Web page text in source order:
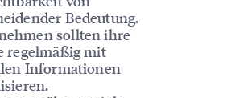
Bedeutung.
sollten ihre
regelmäßig mit
Informationen